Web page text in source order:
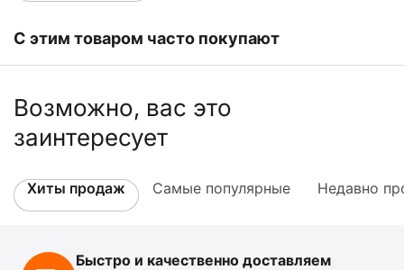
С этим товаром часто покупают
Возможно, вас это
заинтересует
Хиты продаж Самые популярные Недавно
Быстро и качественно доставляем